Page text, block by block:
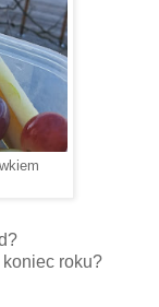
roku?